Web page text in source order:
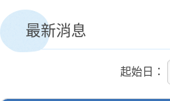
最新消息
起始日：